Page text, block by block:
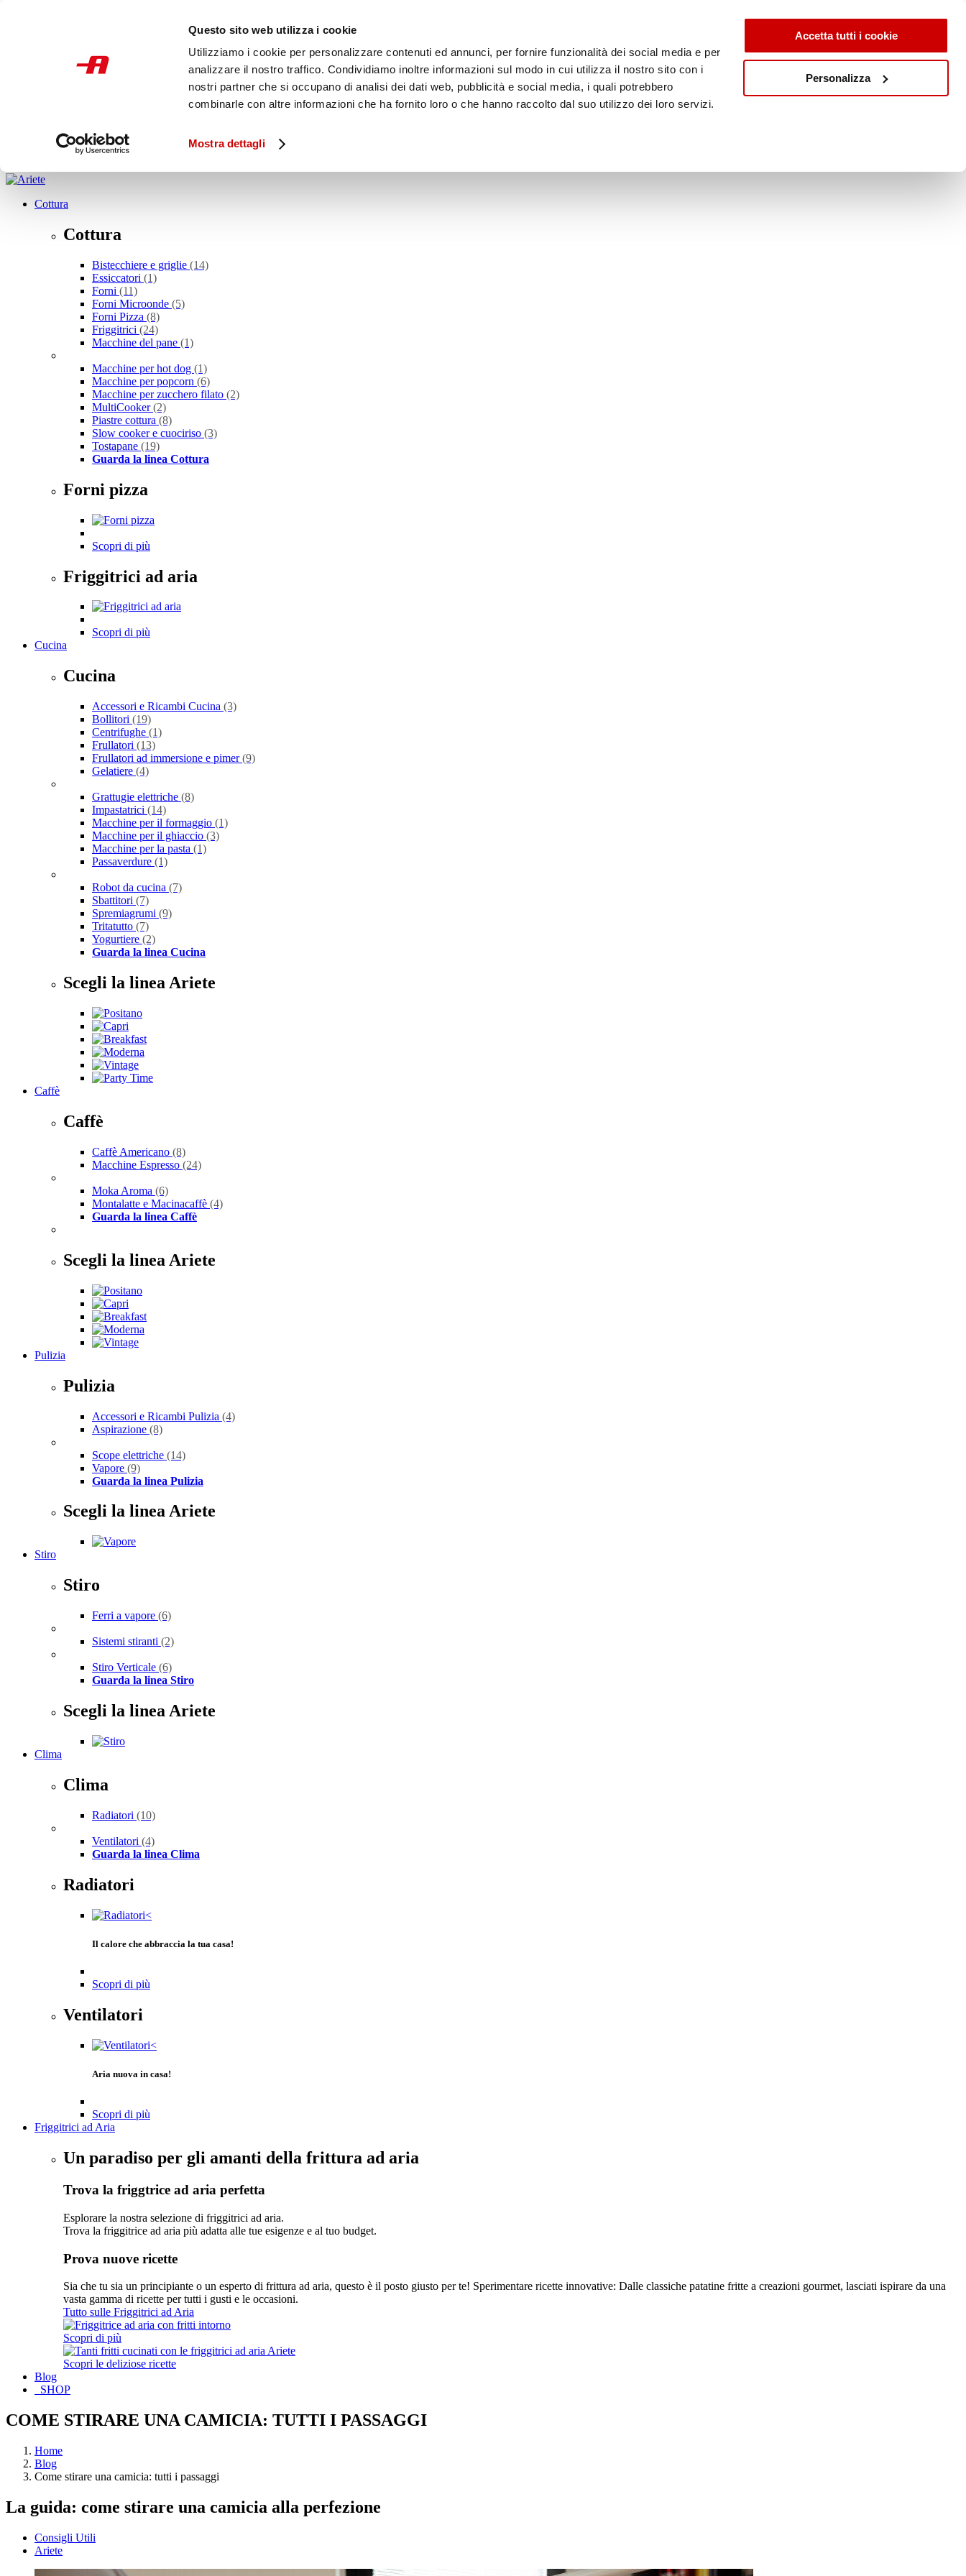
Questo sito web utilizza i cookie
Utilizziamo i cookie per personalizzare contenuti ed annunci, per fornire funzionalità dei social media e per
analizzare il nostro traffico. Condividiamo inoltre informazioni sul modo in cui utilizza il nostro sito con i
nostri partner che si occupano di analisi dei dati web, pubblicità e social media, i quali potrebbero
combinarle con altre informazioni che ha fornito loro o che hanno raccolto dal suo utilizzo dei loro servizi.
Mostra dettagli
Accetta tutti i cookie
Personalizza
Italia
Cottura
Cottura
Bistecchiere e griglie (14)
Essiccatori (1)
Forni (11)
Forni Microonde (5)
Forni Pizza (8)
Friggitrici (24)
Macchine del pane (1)
Macchine per hot dog (1)
Macchine per popcorn (6)
Macchine per zucchero filato (2)
MultiCooker(2)
Piastre cottura (8)
Slow cooker e cuociriso (3)
Tostapane (19)
Guarda la linea Cottura
Forni pizza
Scopri di più
Friggitrici ad aria
Scopri di più
Cucina
Cucina
Accessori e Ricambi Cucina (3)
Bollitori (19)
Centrifughe (1)
Frullatori (13)
Frullatori ad immersione e pimer(9)
Gelatiere (4)
Grattugie elettriche (8)
Impastatrici (14)
Macchine per il formaggio (1)
Macchine per il ghiaccio (3)
Macchine per la pasta (1)
Passaverdure (1)
Robot da cucina (7)
Sbattitori (7)
Spremiagrumi (9)
Tritatutto (7)
Yogurtiere (2)
Guarda la linea Cucina
Scegli la linea Ariete
Caffè
Caffè
Caffè Americano (8)
Macchine Espresso (24)
Moka Aroma (6)
Montalatte e Macinacaffè (4)
Guarda la linea Caffè
Scegli la linea Ariete
Pulizia
Pulizia
Accessori e Ricambi Pulizia (4)
Aspirazione (8)
Scope elettriche (14)
Vapore (9)
Guarda la linea Pulizia
Scegli la linea Ariete
Stiro
Stiro
Ferri a vapore (6)
Sistemi stiranti (2)
Stiro Verticale (6)
Guarda la linea Stiro
Scegli la linea Ariete
Clima
Clima
Radiatori (10)
Ventilatori (4)
Guarda la linea Clima
Radiatori
Il calore che abbraccia la tua casa!
Scopri di più
Ventilatori
Aria nuova in casa!
Scopri di più
Friggitrici ad Aria
Un paradiso per gli amanti della frittura ad aria
Trova la friggtrice ad aria perfetta
Esplorare la nostra selezione di friggitrici ad aria.
Trova la friggitrice ad aria più adatta alle tue esigenze e al tuo budget.
Prova nuove ricette
Sia che tu sia un principiante o un esperto di frittura ad aria, questo è il posto giusto per te! Sperimentare ricette innovative: Dalle classiche patatine fritte a creazioni gourmet, lasciati ispirare da una
vasta gamma di ricette per tutti i gusti e le occasioni.
Tutto sulle Friggitrici ad Aria
Scopri di più
Scopri le deliziose ricette
Blog
SHOP
COME STIRARE UNA CAMICIA: TUTTI I PASSAGGI
Home
Blog
Come stirare una camicia: tutti i passaggi
La guida: come stirare una camicia alla perfezione
Consigli Utili
Ariete